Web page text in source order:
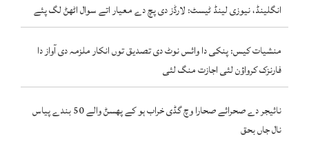
انگلینڈ، نیوزی لینڈ ٹیسٹ: لارڈز دی پچ دے معیار اتے سوال اٹھݨ لگ پئے
منشیات کیس: پنکی دا وائس نوٹ دی تصدیق توں انکار ملزمہ دی آواز دا
فارنزک کرواؤن لئی اجازت منگ لئی
نائیجر دے صحرائے صحارا وچ گڈی خراب ہو کے پھسݨ والے 50 بندے پیاس
نال جاں بحق